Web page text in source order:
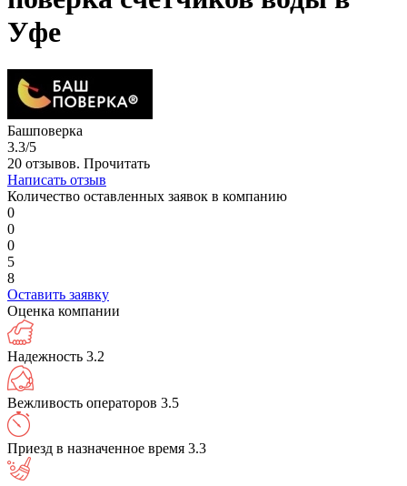
Уфе
Башповерка
3.3/5
20 отзывов. Прочитать
Написать отзыв
Количество оставленных заявок в компанию
0
0
0
5
8
Оставить заявку
Оценка компании
Надежность 3.2
Вежливость операторов 3.5
Приезд в назначенное время 3.3